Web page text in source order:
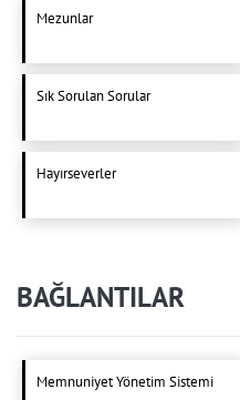
Mezunlar
Sık Sorulan Sorular
Hayırseverler
BAĞLANTILAR
Memnuniyet Yönetim Sistemi